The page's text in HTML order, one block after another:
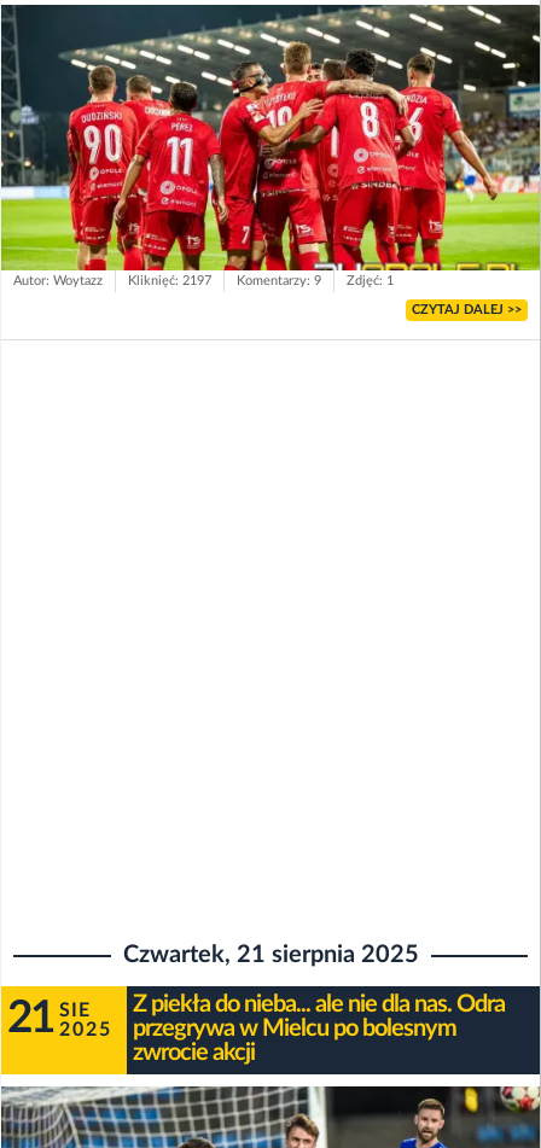
Autor: Woytazz Kliknięć: 2197 Komentarzy: 9 Zdjęć: 1
CZYTAJ DALEJ >>
Czwartek, 21 sierpnia 2025
21 SIE
2025
Z piekła do nieba... ale nie dla nas. Odra
przegrywa w Mielcu po bolesnym
zwrocie akcji